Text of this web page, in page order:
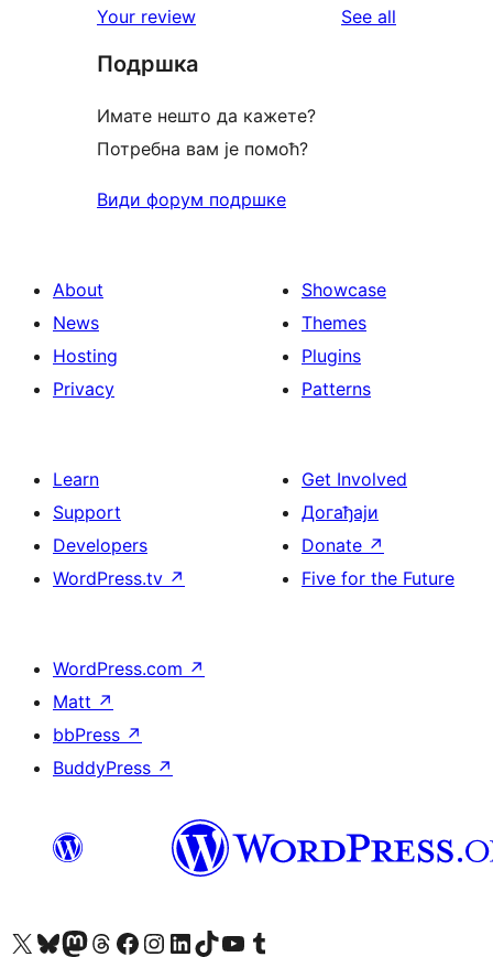
Your review See all
Подршка
Имате нешто да кажете?
Потребна вам је помоћ?
Види форум подршке
About
News
Hosting
Privacy
Showcase
Themes
Plugins
Patterns
Learn
Support
Developers
WordPress.tv ↗
Get Involved
Догађаји
Donate ↗
Five for the Future
WordPress.com ↗
Matt ↗
bbPress ↗
BuddyPress ↗
Visit our X (formerly Twitter) account
Посетите наш Bluesky налог
Visit our Mastodon account
Посетите наш налог на Threads-у Visit our Facebook page
Посетите наш Инстаграм налог
Visit our LinkedIn account
Посетите наш TikTok налог
Visit our YouTube channel
Посетите наш Tumblr налог